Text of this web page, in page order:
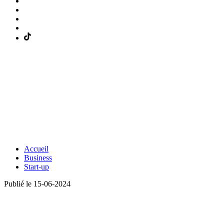
Accueil
Business
Start-up
Publié le 15-06-2024